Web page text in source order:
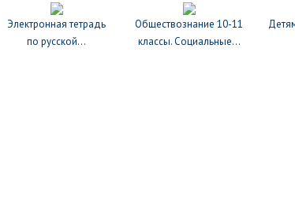
Электронная тетрадь
по русской...
Обществознание 10-11
классы. Социальные...